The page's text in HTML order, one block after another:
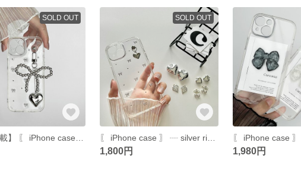
SOLD OUT SOLD OUT
〖 iPhone case 〗 ┈ silver ribbon
1,800円 1,980円